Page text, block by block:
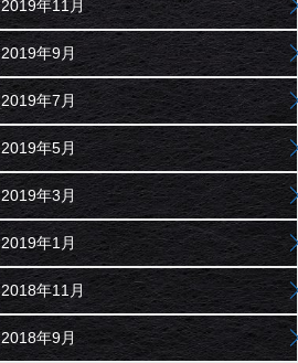
2019年11月
2019年9月
2019年7月
2019年5月
2019年3月
2019年1月
2018年11月
2018年9月